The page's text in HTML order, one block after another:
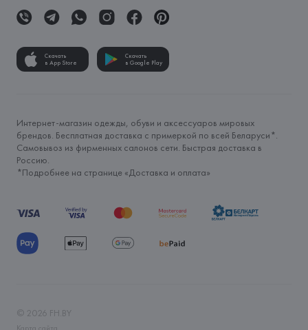
Скачать
в App Store
Скачать
в Google Play
Интернет-магазин одежды, обуви и аксессуаров мировых
брендов. Бесплатная доставка с примеркой по всей Беларуси*.
Самовывоз из фирменных салонов сети. Быстрая доставка в
Россию.
*Подробнее на странице «Доставка и оплата»
© 2026 FH.BY